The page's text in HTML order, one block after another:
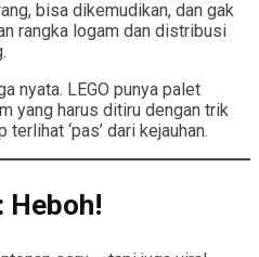
bisa dikemudikan, dan gak
rangka logam dan distribusi
nyata. LEGO punya palet
yang harus ditiru dengan trik
‘pas’ dari kejauhan.
Heboh!